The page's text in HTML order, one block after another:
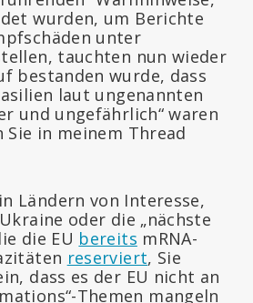
wurden, um Berichte
unter
tauchten nun wieder
bestanden wurde, dass
laut ungenannten
und ungefährlich“ waren
Sie in meinem Thread
Ländern von Interesse,
oder die „nächste
die EU bereits mRNA-
reserviert, Sie
dass es der EU nicht an
Themen mangeln